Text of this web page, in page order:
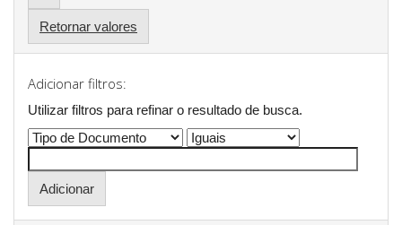
Retornar valores
Adicionar filtros:
Utilizar filtros para refinar o resultado de busca.